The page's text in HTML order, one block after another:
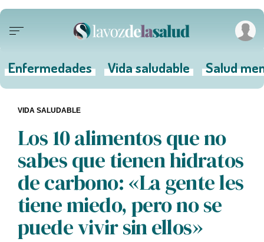
Enfermedades Vida saludable Salud
Los 10 alimentos que no
sabes que tienen hidratos
de carbono: «La gente les
tiene miedo, pero no se
puede vivir sin ellos»
VIDA SALUDABLE